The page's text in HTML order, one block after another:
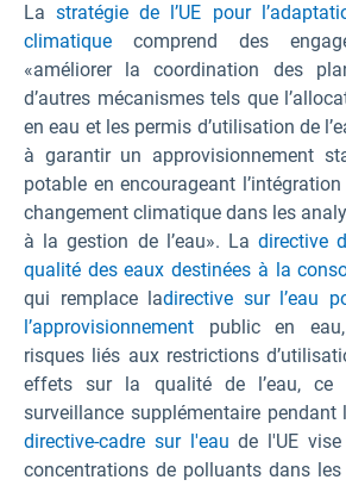
Lastratégie de l’UE pour
climatique comprend des
«améliorer la coordination des
d’autres mécanismes tels que
en eau et les permis d’utilisation de
à garantir un approvisionnement
potable en encourageant
changement climatique dans les
à la gestion de l’eau». Ladirective
qualité des eaux destinées à la
qui remplace ladirective sur l’eau
l’approvisionnement public en
risques liés aux restrictions
effets sur la qualité de l’eau, ce
surveillance supplémentaire pendant
directive-cadre sur l'eau de l'UE
concentrations de polluants dans